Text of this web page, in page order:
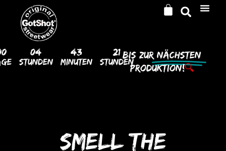
04
Stunden
43
Minuten
21
Stunden
Bis ZurNächsten
Produktion!🔍
SMELL THE